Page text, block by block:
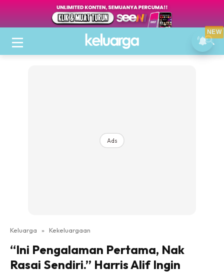
Ads
Keluarga » Kekeluargaan
“Ini Pengalaman Pertama, Nak
Rasai Sendiri.” Harris Alif Ingin
NEW